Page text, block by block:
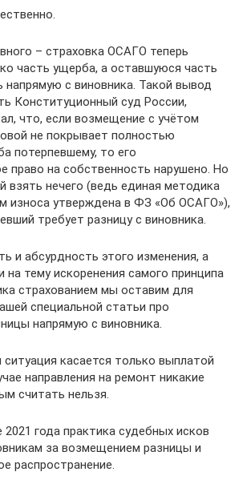
– страховка ОСАГО теперь
часть ущерба, а оставшуюся часть
с виновника. Такой вывод
Конституционный суд России,
что, если возмещение с учётом
не покрывает полностью
потерпевшему, то его
право на собственность нарушено. Но
взять нечего (ведь единая методика
износа утверждена в ФЗ «Об ОСАГО»),
требует разницу с виновника.
и абсурдность этого изменения, а
на тему искоренения самого принципа
страхованием мы оставим для
специальной статьи про
напрямую с виновника.
касается только выплатой
направления на ремонт никакие
считать нельзя.
года практика судебных исков
за возмещением разницы и
распространение.